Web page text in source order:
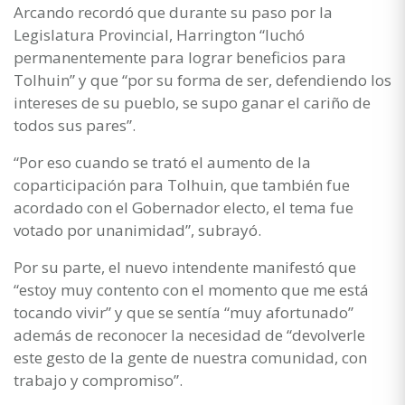
Arcando recordó que durante su paso por la
Legislatura Provincial, Harrington “luchó
permanentemente para lograr beneficios para
Tolhuin” y que “por su forma de ser, defendiendo los
intereses de su pueblo, se supo ganar el cariño de
todos sus pares”.
“Por eso cuando se trató el aumento de la
coparticipación para Tolhuin, que también fue
acordado con el Gobernador electo, el tema fue
votado por unanimidad”, subrayó.
Por su parte, el nuevo intendente manifestó que
“estoy muy contento con el momento que me está
tocando vivir” y que se sentía “muy afortunado”
además de reconocer la necesidad de “devolverle
este gesto de la gente de nuestra comunidad, con
trabajo y compromiso”.